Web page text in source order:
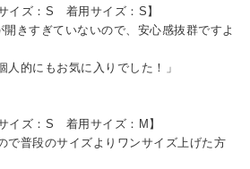
イズ：S 着用サイズ：S】
開きすぎていないので、安心感抜群ですよ
的にもお気に入りでした！」
イズ：S 着用サイズ：M】
で普段のサイズよりワンサイズ上げた方